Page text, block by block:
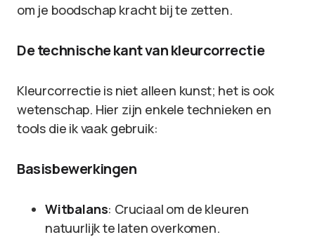
om je boodschap kracht bij te zetten.
De technische kant van kleurcorrectie
Kleurcorrectie is niet alleen kunst; het is ook
wetenschap. Hier zijn enkele technieken en
tools die ik vaak gebruik:
Basisbewerkingen
Witbalans: Cruciaal om de kleuren
natuurlijk te laten overkomen.